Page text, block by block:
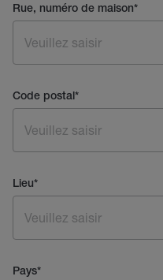
Rue, numéro de maison*
Code postal*
Lieu*
Pays*